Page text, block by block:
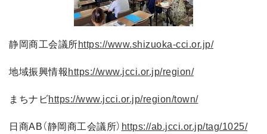
静岡商工会議所https://www.shizuoka-cci.or.jp/
地域振興情報 https://www.jcci.or.jp/region/
まちナビhttps://www.jcci.or.jp/region/town/
日商AB（静岡商工会議所） https://ab.jcci.or.jp/tag/1025/